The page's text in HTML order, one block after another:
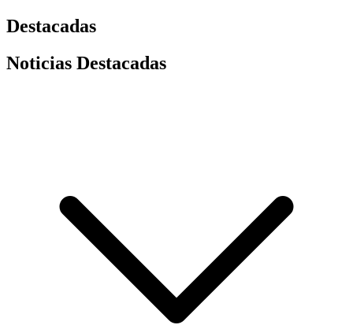
Destacadas
Noticias Destacadas